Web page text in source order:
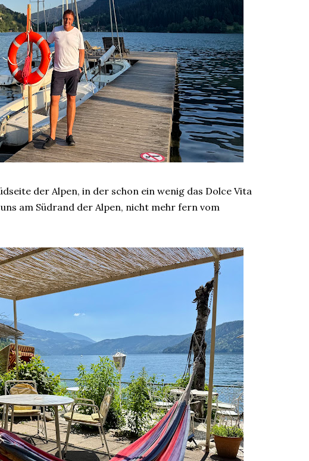
der Alpen, in der schon ein wenig das Dolce Vita
am Südrand der Alpen, nicht mehr fern vom